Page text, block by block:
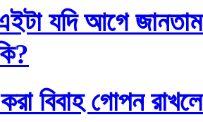
যদি আগে
বিবাহ গোপন